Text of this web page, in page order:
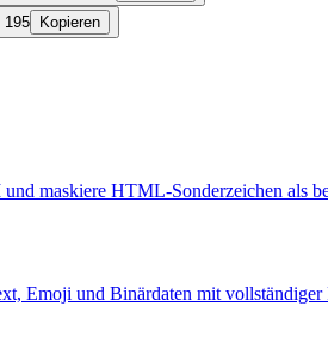
195 Kopieren
maskiere HTML-Sonderzeichen als
Emoji und Binärdaten mit